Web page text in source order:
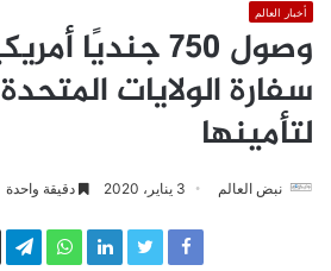
أخبار العالم
وصول 750 جنديًا
سفارة الولايات
لتأمينها
نبض العالم 3 يناير، 2020 دقيقة واحدة